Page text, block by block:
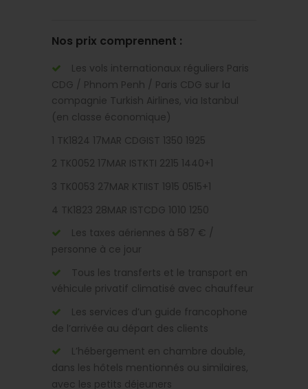
Nos prix comprennent :
Les vols internationaux réguliers Paris
CDG / Phnom Penh / Paris CDG sur la
compagnie Turkish Airlines, via Istanbul
(en classe économique)
1 TK1824 17MAR CDGIST 1350 1925
2 TK0052 17MAR ISTKTI 2215 1440+1
3 TK0053 27MAR KTIIST 1915 0515+1
4 TK1823 28MAR ISTCDG 1010 1250
Les taxes aériennes à 587 € /
personne à ce jour
Tous les transferts et le transport en
véhicule privatif climatisé avec chauffeur
Les services d’un guide francophone
de l’arrivée au départ des clients
L’hébergement en chambre double,
dans les hôtels mentionnés ou similaires,
avec les petits déjeuners